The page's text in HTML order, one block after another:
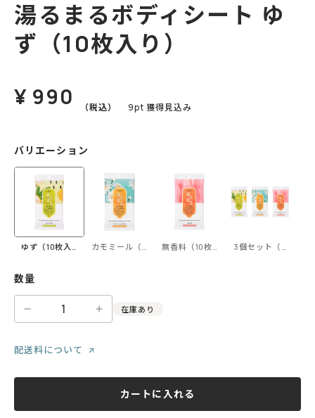
湯るまるボディシート ゆ
ず（10枚入り）
¥ 990 （税込） 9pt 獲得見込み
バリエーション
ゆず（10枚入り） カモミール（10枚入り）無香料（10枚入り）3個セット（各10枚
数量
1 在庫あり
配送料について
カートに入れる